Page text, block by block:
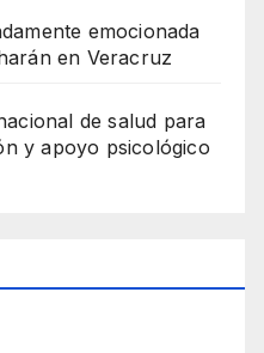
emocionada
en Veracruz
de salud para
y apoyo psicológico